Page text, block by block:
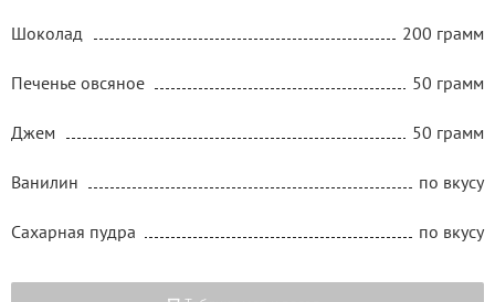
Шоколад 200 грамм
Печенье овсяное 50 грамм
Джем 50 грамм
Ванилин по вкусу
Сахарная пудра по вкусу